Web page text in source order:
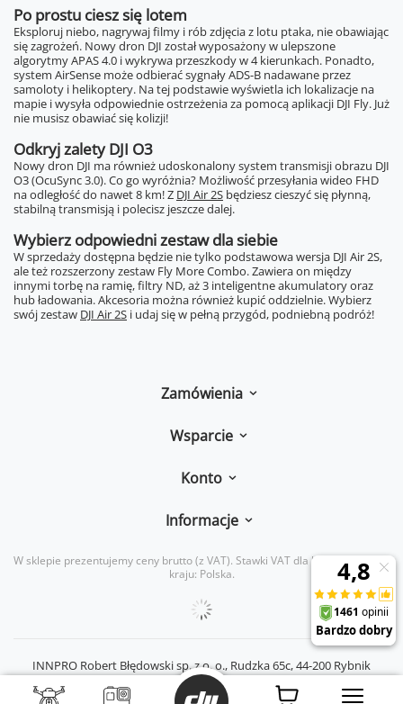
Po prostu ciesz się lotem
Eksploruj niebo, nagrywaj filmy i rób zdjęcia z lotu ptaka, nie obawiając
się zagrożeń. Nowy dron DJI został wyposażony w ulepszone
algorytmy APAS 4.0 i wykrywa przeszkody w 4 kierunkach. Ponadto,
system AirSense może odbierać sygnały ADS-B nadawane przez
samoloty i helikoptery. Na tej podstawie wyświetla ich lokalizacje na
mapie i wysyła odpowiednie ostrzeżenia za pomocą aplikacji DJI Fly. Już
nie musisz obawiać się kolizji!
Odkryj zalety DJI O3
Nowy dron DJI ma również udoskonalony system transmisji obrazu DJI
O3 (OcuSync 3.0). Co go wyróżnia? Możliwość przesyłania wideo FHD
na odległość do nawet 8 km! Z DJI Air 2S będziesz cieszyć się płynną,
stabilną transmisją i polecisz jeszcze dalej.
Wybierz odpowiedni zestaw dla siebie
W sprzedaży dostępna będzie nie tylko podstawowa wersja DJI Air 2S,
ale też rozszerzony zestaw Fly More Combo. Zawiera on między
innymi torbę na ramię, filtry ND, aż 3 inteligentne akumulatory oraz
hub ładowania. Akcesoria można również kupić oddzielnie. Wybierz
swój zestaw DJI Air 2S i udaj się w pełną przygód, podniebną podróż!
Zamówienia
Wsparcie
Konto
Informacje
W sklepie prezentujemy ceny brutto (z VAT). Stawki VAT dla konsumentów z
kraju: Polska.
INNPRO Robert Błędowski sp. z o. o., Rudzka 65c,44-200 Rybnik
mail:kontakt@dji-ars.pl | telefon:734 734 920